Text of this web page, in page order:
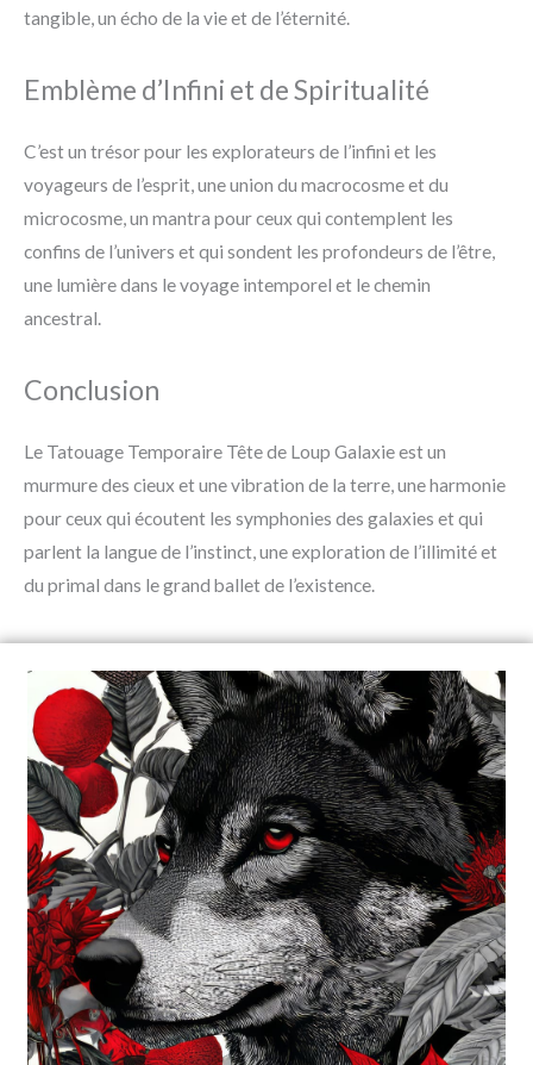
tangible, un écho de la vie et de l’éternité.
Emblème d’Infini et de Spiritualité
C’est un trésor pour les explorateurs de l’infini et les
voyageurs de l’esprit, une union du macrocosme et du
microcosme, un mantra pour ceux qui contemplent les
confins de l’univers et qui sondent les profondeurs de l’être,
une lumière dans le voyage intemporel et le chemin
ancestral.
Conclusion
Le Tatouage Temporaire Tête de Loup Galaxie est un
murmure des cieux et une vibration de la terre, une harmonie
pour ceux qui écoutent les symphonies des galaxies et qui
parlent la langue de l’instinct, une exploration de l’illimité et
du primal dans le grand ballet de l’existence.